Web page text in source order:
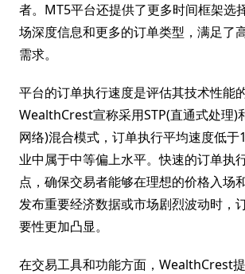
者。MT5平台还提供了更多时间框架选
场深度信息和更多的订单类型，满足了
需求。
平台的订单执行速度是评估其技术性能
WealthCrest宣称采用STP(直通式处理)
网络)混合模式，订单执行平均速度低
业中属于中等偏上水平。快速的订单执
点，确保交易者能够在理想的价格入场
发布重要经济数据或市场剧烈波动时，
要性更加凸显。
在交易工具和功能方面，WealthCrest